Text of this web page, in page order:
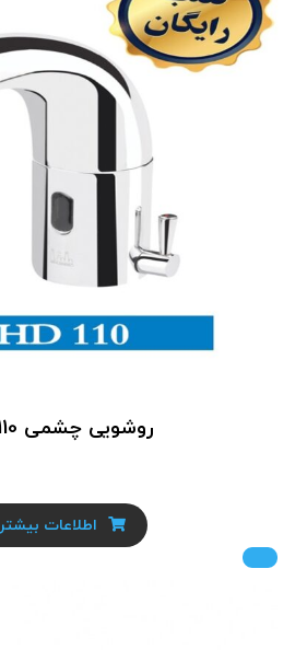
روشویی چشمی HD110
اطلاعات بیشتر